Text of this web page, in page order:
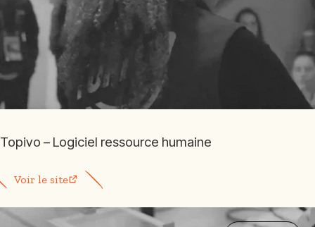
Topivo – Logiciel ressource humaine
Voir le site